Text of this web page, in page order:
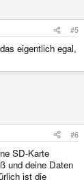
#5
eigentlich egal,
#6
SD-Karte
und deine Daten
ist die